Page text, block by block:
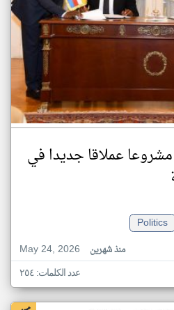
عملاقا جديدا في
Politics
May 24, 2026
منذ شهرين
عدد الكلمات: ٢٥٤